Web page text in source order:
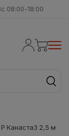
08:00-18:00
Канаста3 2,5 м